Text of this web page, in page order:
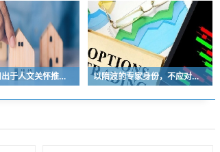
深圳某公司出于人文关怀推出内部托管，结果无孩单身员工举报了，核心理由有两个 以隋波的专家身份，不应对没统一标准的口味指手画脚，依仗专家身份欺负一线厨师